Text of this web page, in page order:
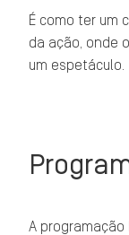
É como ter um
da ação, onde
um espetáculo.
A programação